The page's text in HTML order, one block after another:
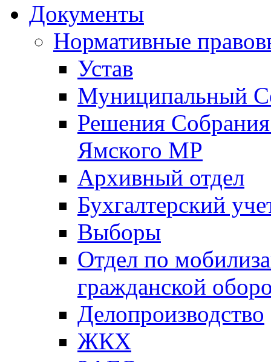
Документы
Нормативные
Устав
Муниципальный
Решения
Ямского МР
Архивный отдел
Бухгалтерский
Выборы
Отдел по
гражданской
Делопроизводство
ЖКХ